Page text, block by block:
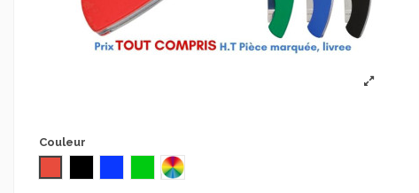
Couleur
Vert ASSORTIS